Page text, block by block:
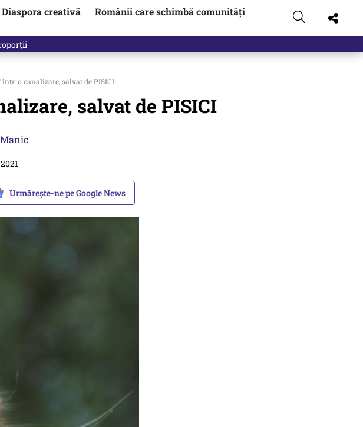
Diaspora creativă
Românii care schimbă comunități
într-o canalizare, salvat de PISICI
salvat de PISICI
Urmărește-ne pe Google News